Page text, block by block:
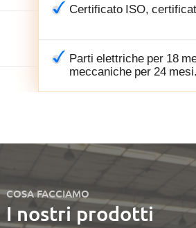
Certificato ISO,
Parti elettriche per 18
meccaniche per 24 mesi.
COSA FACCIAMO
I nostri prodotti